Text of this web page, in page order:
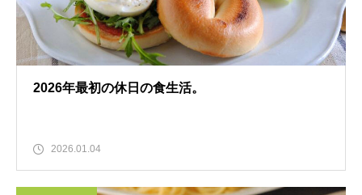
2026年最初の休日の食生活。
2026.01.04